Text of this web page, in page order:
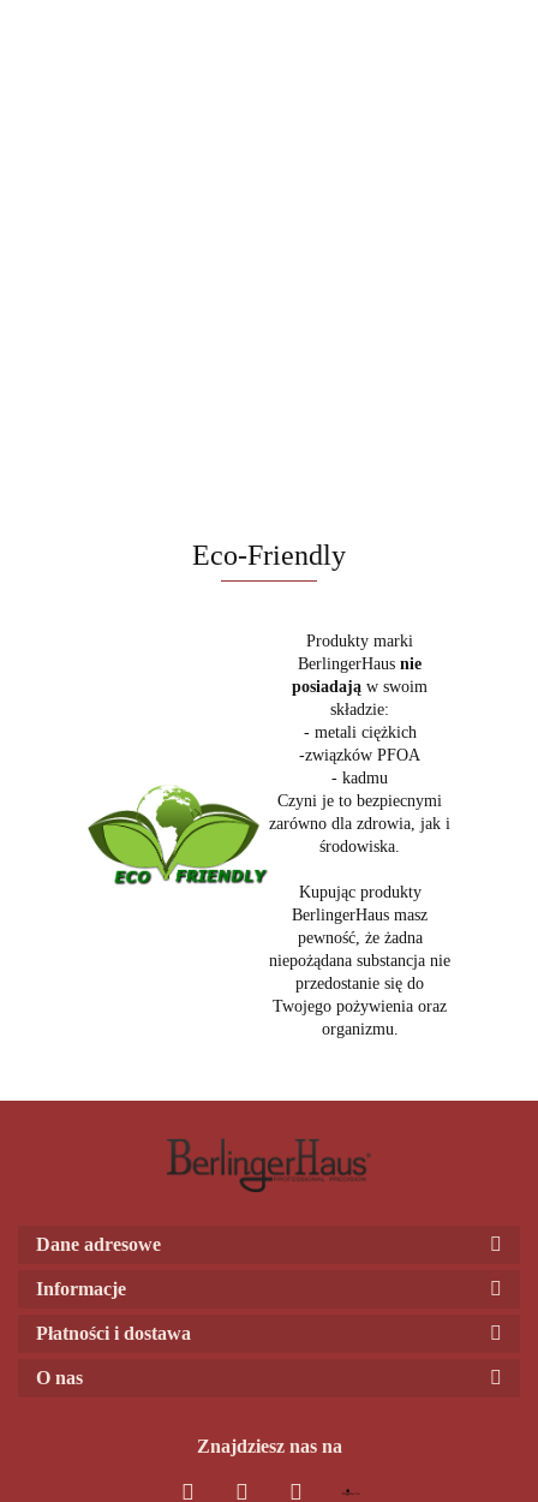
Eco-Friendly
Produkty marki
BerlingerHaus nie
posiadają w swoim
składzie:
- metali ciężkich
-związków PFOA
- kadmu
Czyni je to bezpiecnymi
zarówno dla zdrowia, jak i
środowiska.
Kupując produkty
BerlingerHaus masz
pewność, że żadna
niepożądana substancja nie
przedostanie się do
Twojego pożywienia oraz
organizmu.
Dane adresowe
Informacje
Płatności i dostawa
O nas
Znajdziesz nas na